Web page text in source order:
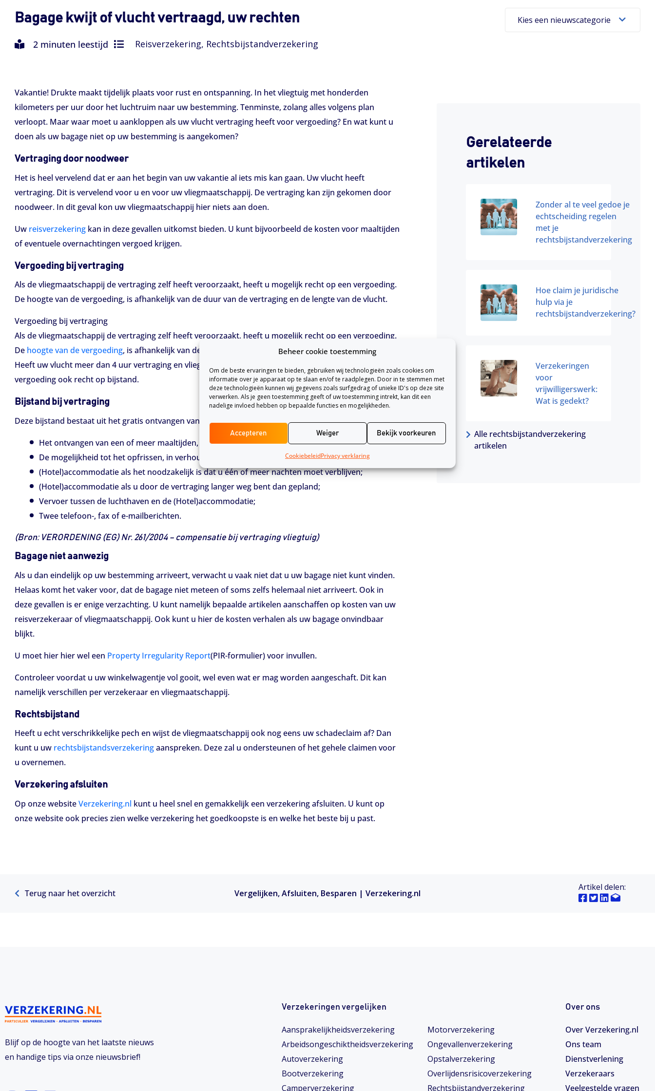
Beheer cookie toestemming
Om de beste ervaringen te bieden, gebruiken wij technologieën zoals cookies om
informatie over je apparaat op te slaan en/of te raadplegen. Door in te stemmen met
deze technologieën kunnen wij gegevens zoals surfgedrag of unieke ID's op deze site
verwerken. Als je geen toestemming geeft of uw toestemming intrekt, kan dit een
nadelige invloed hebben op bepaalde functies en mogelijkheden.
Accepteren Weiger Bekijk voorkeuren
CookiebeleidPrivacy verklaring
Bagage kwijt of vlucht vertraagd, uw rechten
2 minuten leestijd Reisverzekering, Rechtsbijstandverzekering
Vakantie! Drukte maakt tijdelijk plaats voor rust en ontspanning. In het vliegtuig met honderden
kilometers per uur door het luchtruim naar uw bestemming. Tenminste, zolang alles volgens plan
verloopt. Maar waar moet u aankloppen als uw vlucht vertraging heeft voor vergoeding? En wat kunt u
doen als uw bagage niet op uw bestemming is aangekomen?
Vertraging door noodweer
Het is heel vervelend dat er aan het begin van uw vakantie al iets mis kan gaan. Uw vlucht heeft
vertraging. Dit is vervelend voor u en voor uw vliegmaatschappij. De vertraging kan zijn gekomen door
noodweer. In dit geval kon uw vliegmaatschappij hier niets aan doen.
Uw reisverzekering kan in deze gevallen uitkomst bieden. U kunt bijvoorbeeld de kosten voor maaltijden
of eventuele overnachtingen vergoed krijgen.
Vergoeding bij vertraging
Als de vliegmaatschappij de vertraging zelf heeft veroorzaakt, heeft u mogelijk recht op een vergoeding.
De hoogte van de vergoeding, is afhankelijk van de duur van de vertraging en de lengte van de vlucht.
Vergoeding bij vertraging
Als de vliegmaatschappij de vertraging zelf heeft veroorzaakt, heeft u mogelijk recht op een vergoeding.
De hoogte van de vergoeding, is afhankelijk van de duur van de vertraging en de lengte van de vlucht.
Heeft uw vlucht meer dan 4 uur vertraging en vliegt u verder dan 3500 kilometer? Dan heeft u naast de
vergoeding ook recht op bijstand.
Bijstand bij vertraging
Deze bijstand bestaat uit het gratis ontvangen van de volgende zaken, diensten of accommodatie:
Het ontvangen van een of meer maaltijden, in verhouding tot de wachttijd;
De mogelijkheid tot het opfrissen, in verhouding tot de wachttijd;
(Hotel)accommodatie als het noodzakelijk is dat u één of meer nachten moet verblijven;
(Hotel)accommodatie als u door de vertraging langer weg bent dan gepland;
Vervoer tussen de luchthaven en de (Hotel)accommodatie;
Twee telefoon-, fax of e-mailberichten.
(Bron: VERORDENING (EG) Nr. 261/2004 – compensatie bij vertraging vliegtuig)
Bagage niet aanwezig
Als u dan eindelijk op uw bestemming arriveert, verwacht u vaak niet dat u uw bagage niet kunt vinden.
Helaas komt het vaker voor, dat de bagage niet meteen of soms zelfs helemaal niet arriveert. Ook in
deze gevallen is er enige verzachting. U kunt namelijk bepaalde artikelen aanschaffen op kosten van uw
reisverzekeraar of vliegmaatschappij. Ook kunt u hier de kosten verhalen als uw bagage onvindbaar
blijkt.
U moet hier hier wel een Property Irregularity Report(PIR-formulier) voor invullen.
Controleer voordat u uw winkelwagentje vol gooit, wel even wat er mag worden aangeschaft. Dit kan
namelijk verschillen per verzekeraar en vliegmaatschappij.
Rechtsbijstand
Heeft u echt verschrikkelijke pech en wijst de vliegmaatschappij ook nog eens uw schadeclaim af? Dan
kunt u uw rechtsbijstandsverzekeringaanspreken. Deze zal u ondersteunen of het gehele claimen voor
u overnemen.
Verzekering afsluiten
Op onze websiteVerzekering.nl kunt u heel snel en gemakkelijk een verzekering afsluiten. U kunt op
onze website ook precies zien welke verzekering het goedkoopste is en welke het beste bij u past.
Kies een nieuwscategorie
Gerelateerde
artikelen
Zonder al te veel gedoe je
echtscheiding regelen
met je
rechtsbijstandverzekering
Hoe claim je juridische
hulp via je
rechtsbijstandverzekering?
Verzekeringen
voor
vrijwilligerswerk:
Wat is gedekt?
Alle rechtsbijstandverzekering
artikelen
Terug naar het overzicht Vergelijken, Afsluiten, Besparen | Verzekering.nl
Artikel delen:
Blijf op de hoogte van het laatste nieuws
en handige tips via onze nieuwsbrief!
Verzekeringen vergelijken
Aansprakelijkheidsverzekering
Arbeidsongeschiktheids­­verzekering
Autoverzekering
Bootverzekering
Camperverzekering
Motorverzekering
Ongevallenverzekering
Opstalverzekering
Overlijdensrisicoverzekering
Rechtsbijstandverzekering
Over ons
Over Verzekering.nl
Ons team
Dienstverlening
Verzekeraars
Veelgestelde vragen